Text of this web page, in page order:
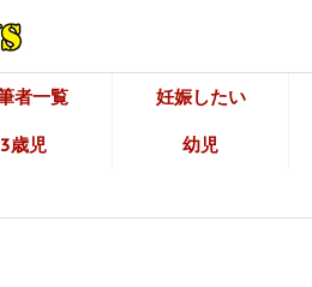
者一覧 妊娠したい
3歳児 幼児